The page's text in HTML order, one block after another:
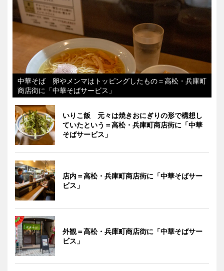
中華そば 卵やメンマはトッピングしたもの＝高松・兵庫町
商店街に「中華そばサービス」
いりこ飯 元々は焼きおにぎりの形で構想し
ていたという＝高松・兵庫町商店街に「中華
そばサービス」
店内＝高松・兵庫町商店街に「中華そばサー
ビス」
外観＝高松・兵庫町商店街に「中華そばサー
ビス」